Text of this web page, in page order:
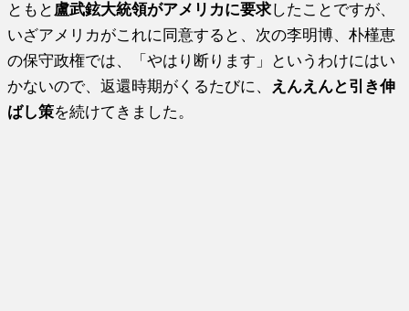
ともと 盧武鉉大統領がアメリカに要求したことですが、
いざアメリカがこれに同意すると、次の李明博、朴槿恵
の保守政権では、「やはり断ります」というわけにはい
かないので、返還時期がくるたびに、
えんえんと引き伸
ばし策を続けてきました。